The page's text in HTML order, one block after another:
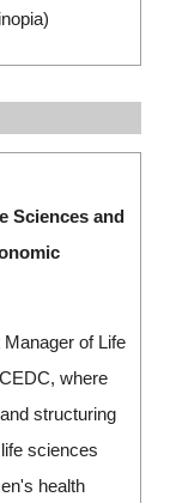
Sciences and
of Life
where
structuring
sciences
health